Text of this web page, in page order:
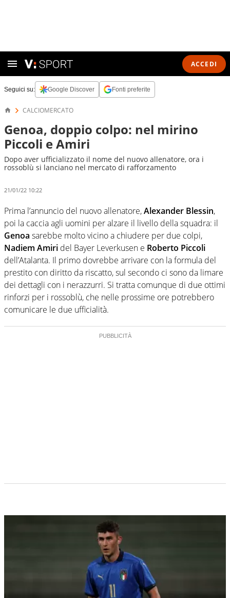
ACCEDI
Seguici su: Google Discover Fonti preferite
CALCIOMERCATO
Genoa, doppio colpo: nel mirino
Piccoli e Amiri
Dopo aver ufficializzato il nome del nuovo allenatore, ora i
rossoblù si lanciano nel mercato di rafforzamento
21/01/22 10:22
Prima l’annuncio del nuovo allenatore,Alexander Blessin,
poi la caccia agli uomini per alzare il livello della squadra: il
Genoa sarebbe molto vicino a chiudere per due colpi,
Nadiem Amiri del Bayer Leverkusen e Roberto Piccoli
dell’Atalanta. Il primo dovrebbe arrivare con la formula del
prestito con diritto da riscatto, sul secondo ci sono da limare
dei dettagli con i nerazzurri. Si tratta comunque di due ottimi
rinforzi per i rossoblù, che nelle prossime ore potrebbero
comunicare le due ufficialità.